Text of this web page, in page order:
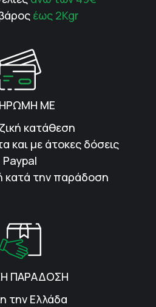
έως 2Kgr
ΜΕ
κατάθεση
και με άτοκες δόσεις
Paypal
κατά την παράδοση
ΠΑΡΑΔΟΣΗ
την Ελλάδα